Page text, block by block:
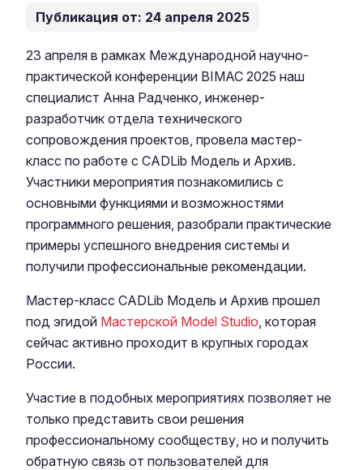
Публикация от: 24 апреля 2025
23 апреля в рамках Международной научно-
практической конференции BIMAC 2025 наш
специалист Анна Радченко, инженер-
разработчик отдела технического
сопровождения проектов, провела мастер-
класс по работе с CADLib Модель и Архив.
Участники мероприятия познакомились с
основными функциями и возможностями
программного решения, разобрали практические
примеры успешного внедрения системы и
получили профессиональные рекомендации.
Мастер-класс CADLib Модель и Архив прошел
под эгидой Мастерской Model Studio , которая
сейчас активно проходит в крупных городах
России.
Участие в подобных мероприятиях позволяет не
только представить свои решения
профессиональному сообществу, но и получить
обратную связь от пользователей для